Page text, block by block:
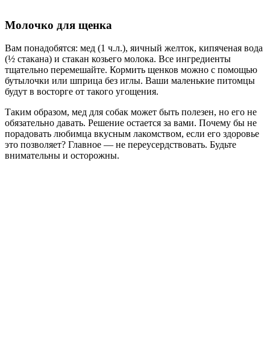
Молочко для щенка
Вам понадобятся: мед (1 ч.л.), яичный желток, кипяченая вода
(½ стакана) и стакан козьего молока. Все ингредиенты
тщательно перемешайте. Кормить щенков можно с помощью
бутылочки или шприца без иглы. Ваши маленькие питомцы
будут в восторге от такого угощения.
Таким образом, мед для собак может быть полезен, но его не
обязательно давать. Решение остается за вами. Почему бы не
порадовать любимца вкусным лакомством, если его здоровье
это позволяет? Главное — не переусердствовать. Будьте
внимательны и осторожны.